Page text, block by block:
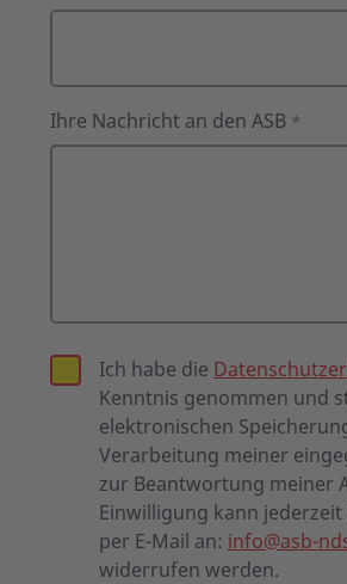
Ihre Nachricht an den ASB *
Ich habe die
Kenntnis genommen und
elektronischen
Verarbeitung meiner
zur Beantwortung meiner
Einwilligung kann
per E-Mail an: info@asb-
widerrufen werden.